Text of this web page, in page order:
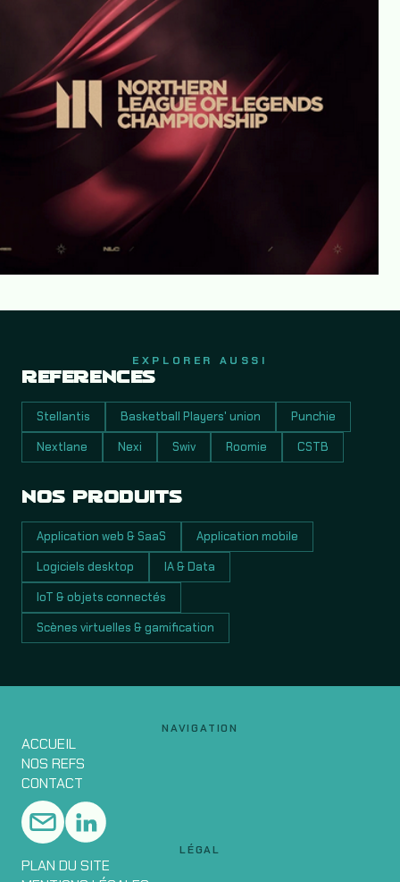
EXPLORER AUSSI
RÉFÉRENCES
Stellantis Basketball Players' union
Punchie
Nextlane
Nexi Swiv Roomie CSTB
NOS PRODUITS
Application web & SaaS
Application mobile
Logiciels desktop
IA & Data
IoT & objets connectés
Scènes virtuelles & gamification
NAVIGATION
ACCUEIL
NOS REFS
CONTACT
LÉGAL
PLAN DU SITE